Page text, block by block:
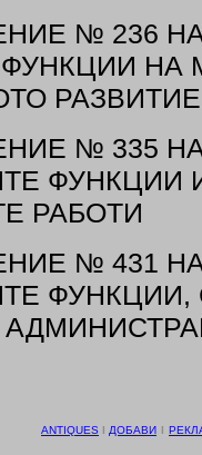
№ 236
НА
№ 335
ФУНКЦИИ
РАБОТИ
№ 431
ФУНКЦИИ,
ANTIQUES І ДОБАВИ І